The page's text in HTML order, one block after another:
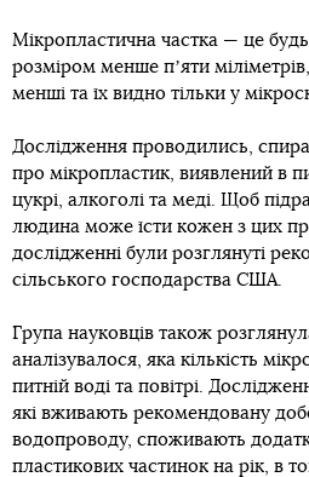
Мікропластична частка — це
розміром менше пʼяти
менші та їх видно тільки у
Дослідження проводились,
про мікропластик, виявлений в
цукрі, алкоголі та меді. Щоб
людина може їсти кожен з цих
дослідженні були розглянуті
сільського господарства США.
Група науковців також
аналізувалося, яка кількість
питній воді та повітрі.
які вживають рекомендовану
водопроводу, споживають
пластикових частинок на рік, в